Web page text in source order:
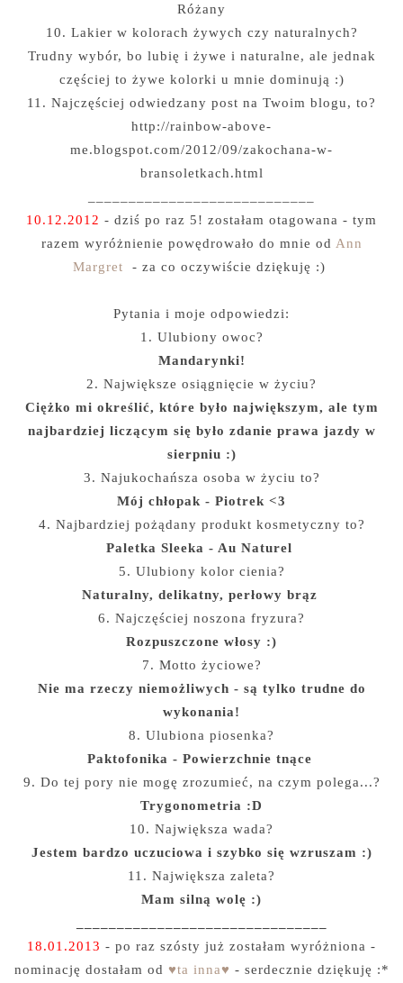
Różany
10. Lakier w kolorach żywych czy naturalnych?
Trudny wybór, bo lubię i żywe i naturalne, ale jednak
częściej to żywe kolorki u mnie dominują :)
11. Najczęściej odwiedzany post na Twoim blogu, to?
http://rainbow-above-
me.blogspot.com/2012/09/zakochana-w-
bransoletkach.html
10.12.2012 - dziś po raz 5! zostałam otagowana - tym
razem wyróżnienie powędrowało do mnie od Ann
Margret
- za co oczywiście dziękuję :)
Pytania i moje odpowiedzi:
1. Ulubiony owoc?
Mandarynki!
2. Największe osiągnięcie w życiu?
Ciężko mi określić, które było największym, ale tym
najbardziej liczącym się było zdanie prawa jazdy w
sierpniu :)
3. Najukochańsza osoba w życiu to?
Mój chłopak - Piotrek <3
4. Najbardziej pożądany produkt kosmetyczny to?
Paletka Sleeka - Au Naturel
5. Ulubiony kolor cienia?
Naturalny, delikatny, perłowy brąz
6. Najczęściej noszona fryzura?
Rozpuszczone włosy :)
7. Motto życiowe?
Nie ma rzeczy niemożliwych - są tylko trudne do
wykonania!
8. Ulubiona piosenka?
Paktofonika - Powierzchnie tnące
9. Do tej pory nie mogę zrozumieć, na czym polega...?
Trygonometria :D
10. Największa wada?
Jestem bardzo uczuciowa i szybko się wzruszam :)
11. Największa zaleta?
Mam silną wolę :)
18.01.2013 - po raz szósty już zostałam wyróżniona -
nominację dostałam od ♥ta inna♥ - serdecznie dziękuję :*